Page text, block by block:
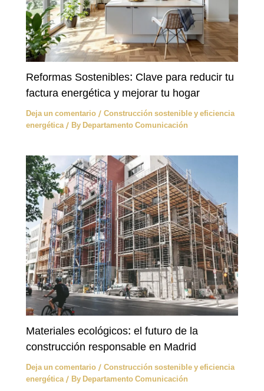
Reformas Sostenibles: Clave para reducir tu
factura energética y mejorar tu hogar
Deja un comentario /Construcción sostenible y eficiencia
energética/ By Departamento Comunicación
Materiales ecológicos: el futuro de la
construcción responsable en Madrid
Deja un comentario /Construcción sostenible y eficiencia
energética/ By Departamento Comunicación